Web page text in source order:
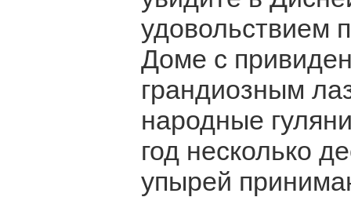
удовольствием
Доме с
грандиозным
народные
год несколько
упырей